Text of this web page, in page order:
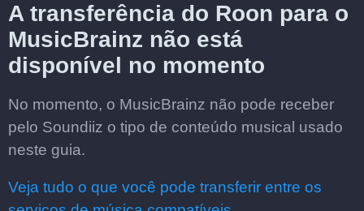
A transferência do Roon para o
MusicBrainz não está
disponível no momento
No momento, o MusicBrainz não pode receber
pelo Soundiiz o tipo de conteúdo musical usado
neste guia.
Veja tudo o que você pode transferir entre os